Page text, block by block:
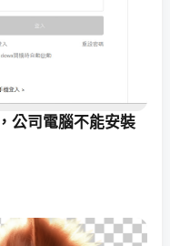
公司電腦不能安裝